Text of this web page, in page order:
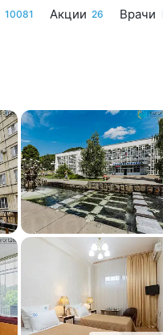
10081 Акции 26 Врачи